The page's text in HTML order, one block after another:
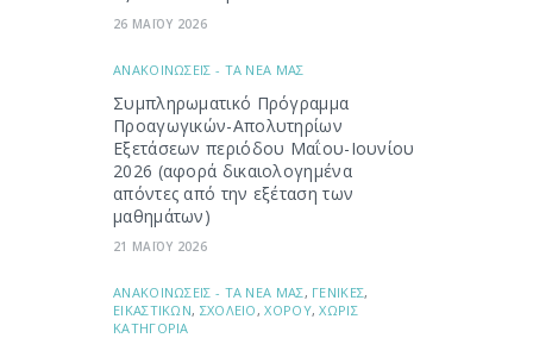
26 ΜΑΪΟΥ 2026
ΑΝΑΚΟΙΝΩΣΕΙΣ - ΤΑ ΝΕΑ ΜΑΣ
Συμπληρωματικό Πρόγραμμα
Προαγωγικών-Απολυτηρίων
Εξετάσεων περιόδου Μαΐου-Ιουνίου
2026 (αφορά δικαιολογημένα
απόντες από την εξέταση των
μαθημάτων)
21 ΜΑΪΟΥ 2026
ΑΝΑΚΟΙΝΩΣΕΙΣ - ΤΑ ΝΕΑ ΜΑΣ, ΓΕΝΙΚΕΣ,
ΕΙΚΑΣΤΙΚΩΝ, ΣΧΟΛΕΙΟ ,ΧΟΡΟΥ,ΧΩΡΙΣ
ΚΑΤΗΓΟΡΙΑ